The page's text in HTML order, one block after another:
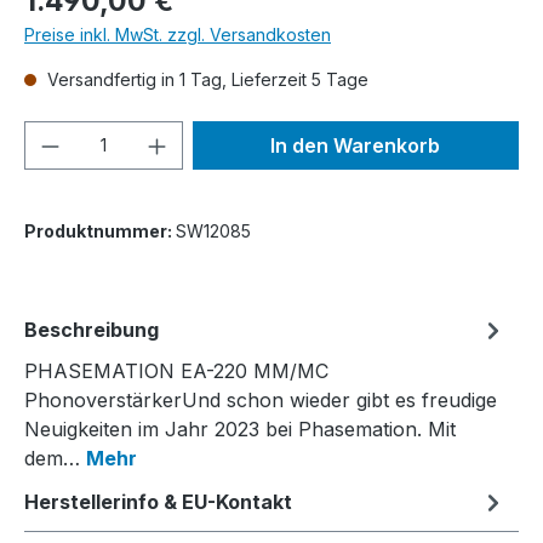
Preise inkl. MwSt. zzgl. Versandkosten
Versandfertig in 1 Tag, Lieferzeit 5 Tage
Produkt Anzahl: Gib denIn den Warenkorb
Produktnummer: SW12085
Beschreibung
PHASEMATION EA-220 MM/MC
PhonoverstärkerUnd schon wieder gibt es freudige
Neuigkeiten im Jahr 2023 bei Phasemation. Mit
dem… Mehr
Herstellerinfo & EU-Kontakt